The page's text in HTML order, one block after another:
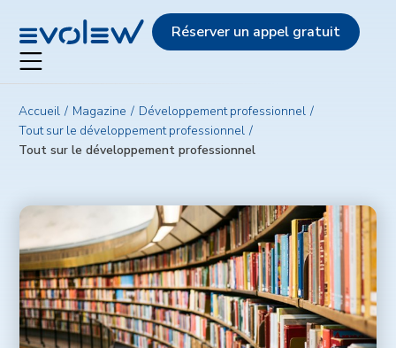
Réserver un appel gratuit
Accueil Magazine
Développement professionnel
Tout sur le développement professionnel
Tout sur le développement professionnel